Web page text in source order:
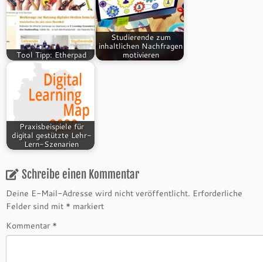
Tool Tipp: Etherpad
Studierende zum
inhaltlichen Nachfragen
motivieren
Praxisbeispiele für
digital gestützte Lehr-
Lern-Szenarien
Schreibe einen Kommentar
Deine E-Mail-Adresse wird nicht veröffentlicht. Erforderliche
Felder sind mit * markiert
Kommentar *